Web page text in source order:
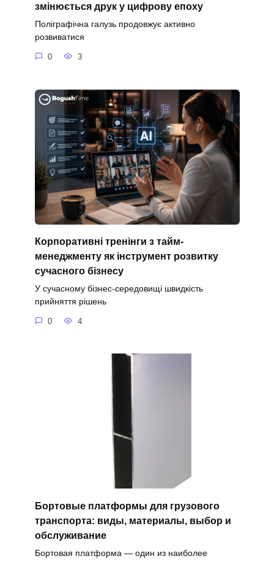
змінюється друк у цифрову епоху
Поліграфічна галузь продовжує активно
розвиватися
0 3
Корпоративні тренінги з тайм-
менеджменту як інструмент розвитку
сучасного бізнесу
У сучасному бізнес-середовищі швидкість
прийняття рішень
0 4
Бортовые платформы для грузового
транспорта: виды, материалы, выбор и
обслуживание
Бортовая платформа — один из наиболее